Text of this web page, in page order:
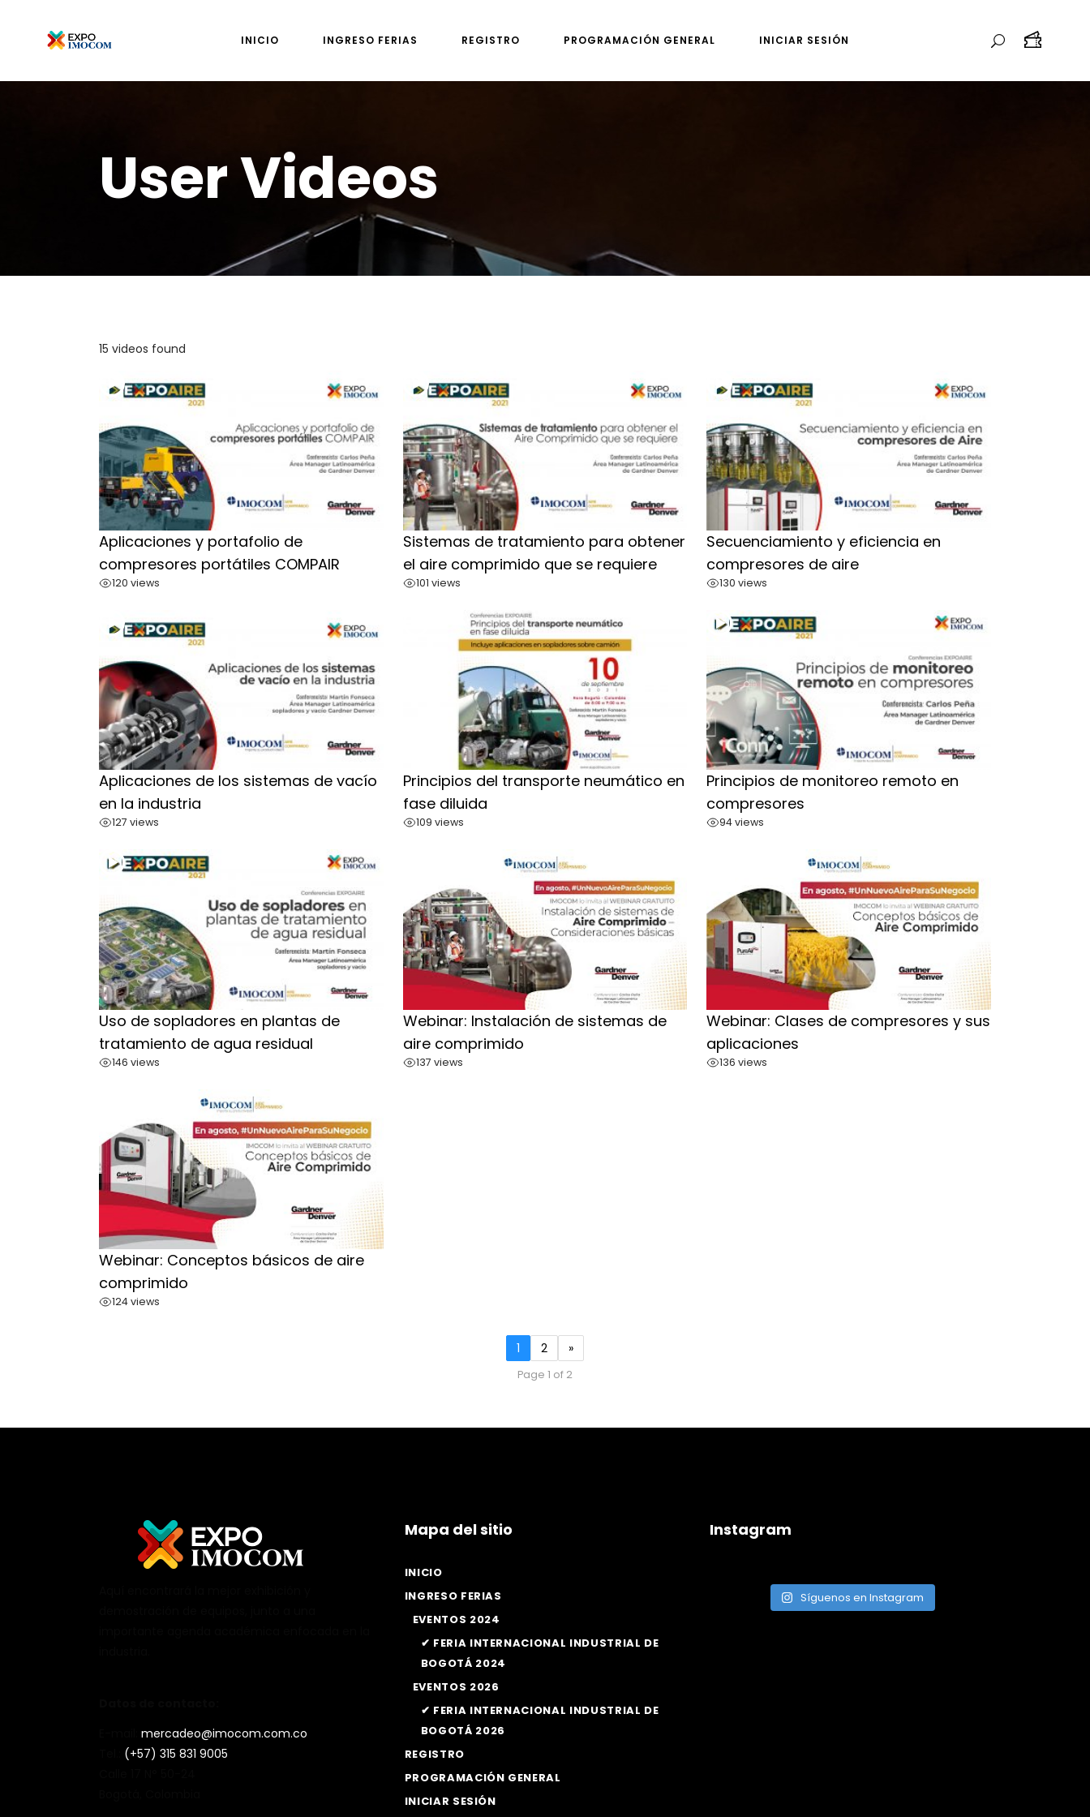
INICIO INGRESO FERIAS REGISTRO PROGRAMACIÓN GENERAL INICIAR SESIÓN
User Videos
15 videos found
Aplicaciones y portafolio de
compresores portátiles COMPAIR
120 views
Sistemas de tratamiento para obtener
el aire comprimido que se requiere
101 views
Secuenciamiento y eficiencia en
compresores de aire
130 views
Aplicaciones de los sistemas de vacío
en la industria
127 views
Principios del transporte neumático en
fase diluida
109 views
Principios de monitoreo remoto en
compresores
94 views
Uso de sopladores en plantas de
tratamiento de agua residual
146 views
Webinar: Instalación de sistemas de
aire comprimido
137 views
Webinar: Clases de compresores y sus
aplicaciones
136 views
Webinar: Conceptos básicos de aire
comprimido
124 views
1 2 »
Page 1 of 2
mercadeo@imocom.com.co
(+57) 315 831 9005
Mapa del sitio
INICIO
INGRESO FERIAS
EVENTOS 2024
✔ FERIA INTERNACIONAL INDUSTRIAL DE
BOGOTÁ 2024
EVENTOS 2026
✔ FERIA INTERNACIONAL INDUSTRIAL DE
BOGOTÁ 2026
REGISTRO
PROGRAMACIÓN GENERAL
INICIAR SESIÓN
Instagram
Síguenos en Instagram